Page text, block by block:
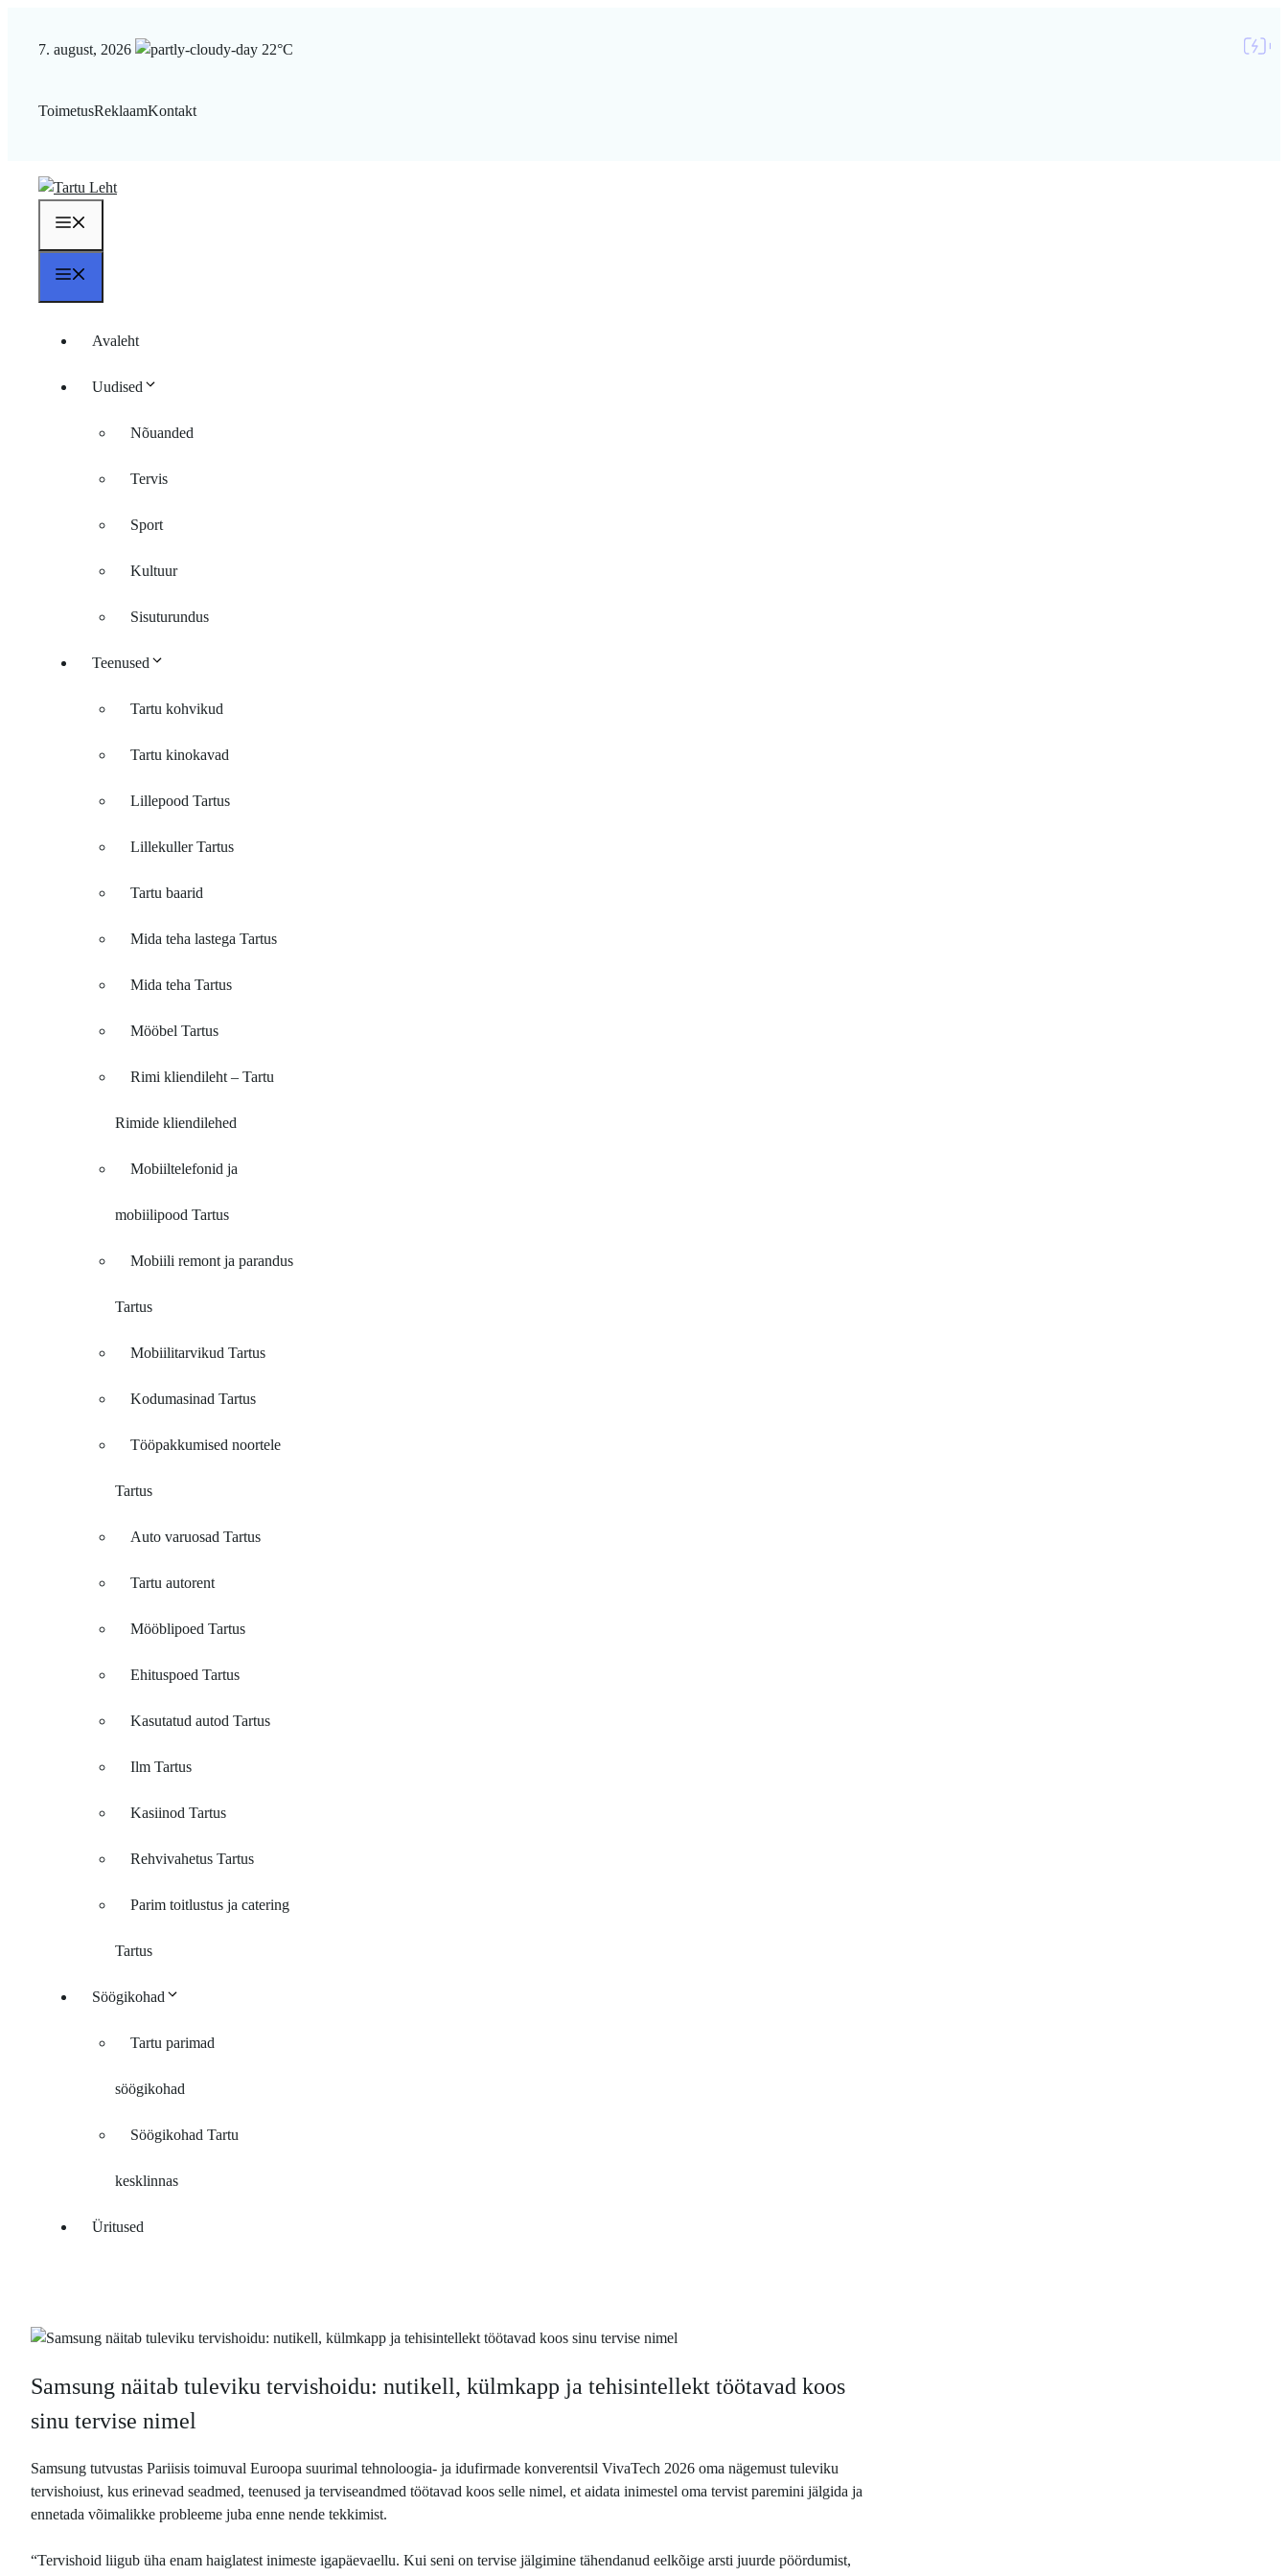
7. august, 2026 22°C
ToimetusReklaamKontakt
Avaleht
Uudised
Nõuanded
Tervis
Sport
Kultuur
Sisuturundus
Teenused
Tartu kohvikud
Tartu kinokavad
Lillepood Tartus
Lillekuller Tartus
Tartu baarid
Mida teha lastega Tartus
Mida teha Tartus
Mööbel Tartus
Rimi kliendileht – Tartu
Rimide kliendilehed
Mobiiltelefonid ja
mobiilipood Tartus
Mobiili remont ja parandus
Tartus
Mobiilitarvikud Tartus
Kodumasinad Tartus
Tööpakkumised noortele
Tartus
Auto varuosad Tartus
Tartu autorent
Mööblipoed Tartus
Ehituspoed Tartus
Kasutatud autod Tartus
Ilm Tartus
Kasiinod Tartus
Rehvivahetus Tartus
Parim toitlustus ja catering
Tartus
Söögikohad
Tartu parimad
söögikohad
Söögikohad Tartu
kesklinnas
Üritused
Samsung näitab tuleviku tervishoidu: nutikell, külmkapp ja tehisintellekt töötavad koos
sinu tervise nimel
Samsung tutvustas Pariisis toimuval Euroopa suurimal tehnoloogia- ja idufirmade konverentsil VivaTech 2026 oma nägemust tuleviku
tervishoiust, kus erinevad seadmed, teenused ja terviseandmed töötavad koos selle nimel, et aidata inimestel oma tervist paremini jälgida ja
ennetada võimalikke probleeme juba enne nende tekkimist.
“Tervishoid liigub üha enam haiglatest inimeste igapäevaellu. Kui seni on tervise jälgimine tähendanud eelkõige arsti juurde pöördumist,